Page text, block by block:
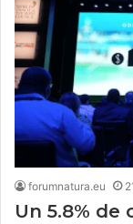
forumnatura.eu
Un 5.8%